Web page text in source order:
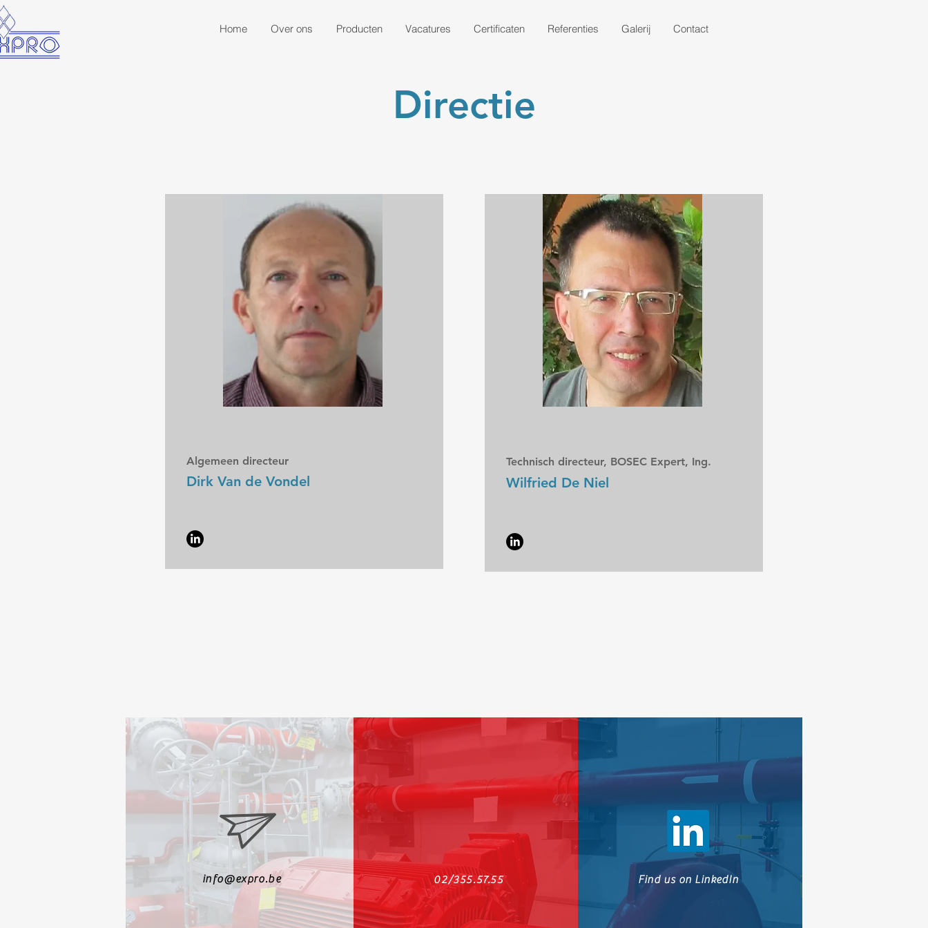
Home Over ons Producten Vacatures Certificaten Referenties Galerij Contact
Directie
Algemeen directeur
Dirk Van de Vondel
Technisch directeur, BOSEC Expert, Ing.
Wilfried De Niel
info@expro.be 02/355.57.55 Find us on LinkedIn